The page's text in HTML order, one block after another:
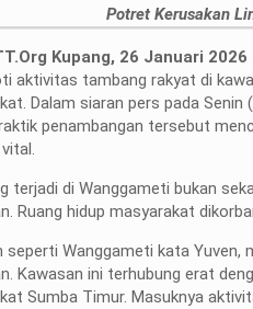
Potret Kerusakan
Kupang, 26 Januari 2026
aktivitas tambang rakyat di
Dalam siaran pers pada
penambangan tersebut
terjadi di Wanggameti bukan
Ruang hidup masyarakat
seperti Wanggameti kata Yuven,
Kawasan ini terhubung erat
Sumba Timur. Masuknya